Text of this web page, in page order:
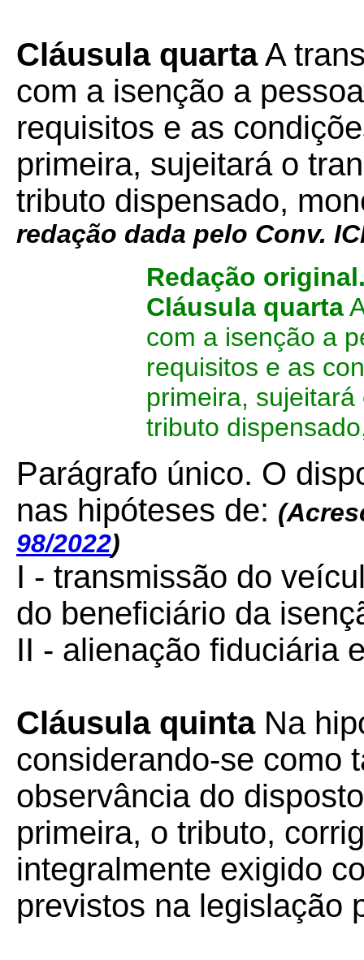
Cláusula quartaA
com a isenção a
requisitos e as
primeira, sujeitará o
tributo dispensado,
redação dada pelo Conv.
Redação
Cláusula quarta
com a isenção a
requisitos e as
primeira,
tributo
Parágrafo único. O
nas hipóteses de:
98/2022)
I - transmissão do
do beneficiário da
II - alienação fiduciária
Cláusula quintaNa
considerando-se como
observância do
primeira, o tributo,
integralmente exigido
previstos na legislação